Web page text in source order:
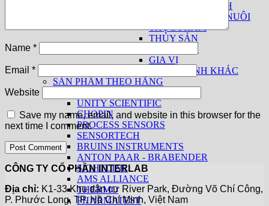
THIẾT BỊ THEO NGÀNH
THỨC ĂN CHĂN NUÔI
THỰC PHẨM
THỦY SẢN
GIA VỊ
CÁC NGÀNH KHÁC
SẢN PHẨM THEO HÃNG
UNITY SCIENTIFIC
CHOPIN
PROCESS SENSORS
SENSORTECH
BRUINS INSTRUMENTS
ANTON PAAR - BRABENDER
SIGHTLINE
AMS ALLIANCE
THERMO
PHARMATEST
Name *
Email *
Website
Save my name, email, and website in this browser for the
next time I comment.
CÔNG TY CỔ PHẦN INTERLAB
Địa chỉ: K1-33 Khu dân cư River Park, Đường Võ Chí Công,
P. Phước Long, TP. Hồ Chí Minh, Việt Nam